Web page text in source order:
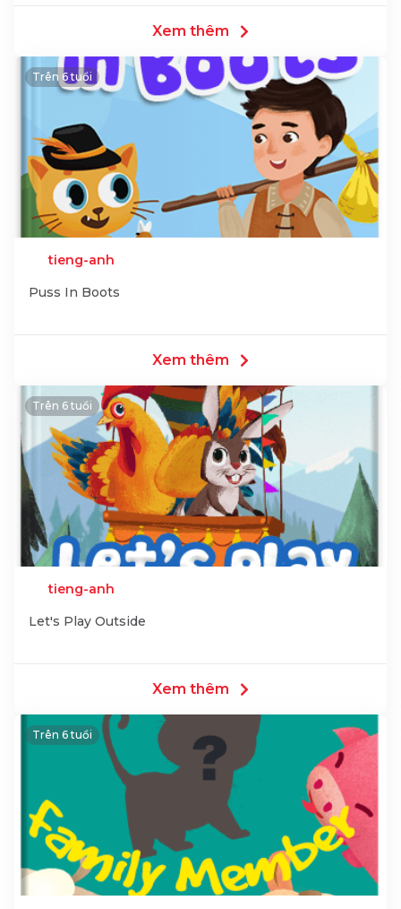
Xem thêm
Trên 6 tuổi
tieng-anh
Puss In Boots
Xem thêm
Trên 6 tuổi
tieng-anh
Let's Play Outside
Xem thêm
Trên 6 tuổi